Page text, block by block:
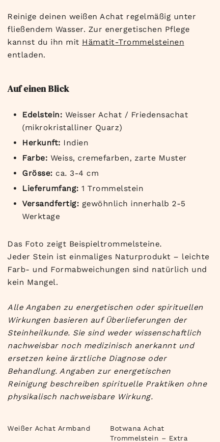
Reinige deinen weißen Achat regelmäßig unter
fließendem Wasser. Zur energetischen Pflege
kannst du ihn mit Hämatit-Trommelsteinen
entladen.
Auf einen Blick
Edelstein: Weisser Achat / Friedensachat
(mikrokristalliner Quarz)
Herkunft: Indien
Farbe: Weiss, cremefarben, zarte Muster
Grösse: ca. 3-4 cm
Lieferumfang: 1 Trommelstein
Versandfertig: gewöhnlich innerhalb 2-5
Werktage
Das Foto zeigt Beispieltrommelsteine.
Jeder Stein ist einmaliges Naturprodukt – leichte
Farb- und Formabweichungen sind natürlich und
kein Mangel.
Alle Angaben zu energetischen oder spirituellen
Wirkungen basieren auf Überlieferungen der
Steinheilkunde. Sie sind weder wissenschaftlich
nachweisbar noch medizinisch anerkannt und
ersetzen keine ärztliche Diagnose oder
Behandlung. Angaben zur energetischen
Reinigung beschreiben spirituelle Praktiken ohne
physikalisch nachweisbare Wirkung.
Weißer Achat Armband
Botwana Achat
Trommelstein – Extra